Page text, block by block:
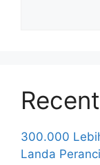
300.000
Landa